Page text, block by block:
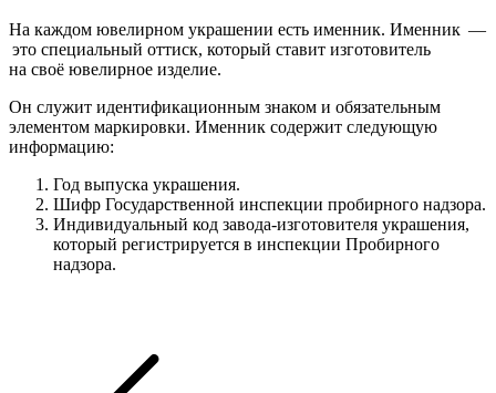
На каждом ювелирном украшении есть именник. Именник —
это специальный оттиск, который ставит изготовитель
на своё ювелирное изделие.
Он служит идентификационным знаком и обязательным
элементом маркировки. Именник содержит следующую
информацию:
Год выпуска украшения.
Шифр Государственной инспекции пробирного надзора.
Индивидуальный код завода-изготовителя украшения,
который регистрируется в инспекции Пробирного
надзора.